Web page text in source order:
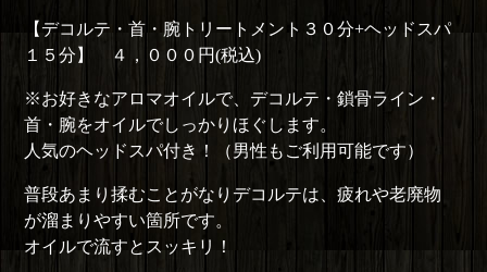
【デコルテ・首・腕トリートメント３０分+ヘッドスパ
１５分】 ４，０００円(税込)
※お好きなアロマオイルで、デコルテ・鎖骨ライン・
首・腕をオイルでしっかりほぐします。
人気のヘッドスパ付き！（男性もご利用可能です）
普段あまり揉むことがなりデコルテは、疲れや老廃物
が溜まりやすい箇所です。
オイルで流すとスッキリ！